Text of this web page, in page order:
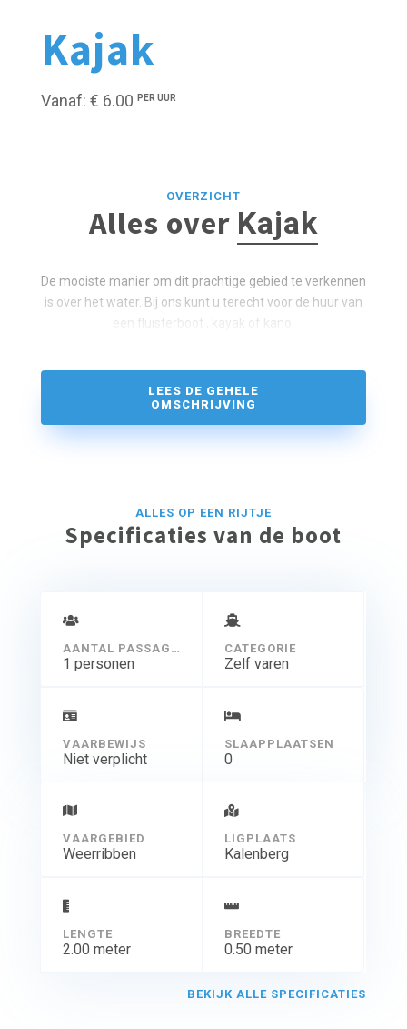
Kajak
Vanaf: € 6.00 PER UUR
OVERZICHT
Alles over Kajak
De mooiste manier om dit prachtige gebied te verkennen
is over het water. Bij ons kunt u terecht voor de huur van
een fluisterboot , kayak of kano.
LEES DE GEHELE
OMSCHRIJVING
ALLES OP EEN RIJTJE
Specificaties van de boot
AANTAL PASSAGIERS
1 personen
CATEGORIE
Zelf varen
VAARBEWIJS
Niet verplicht
SLAAPPLAATSEN
0
VAARGEBIED
Weerribben
LIGPLAATS
Kalenberg
LENGTE
2.00 meter
BREEDTE
0.50 meter
BEKIJK ALLE SPECIFICATIES